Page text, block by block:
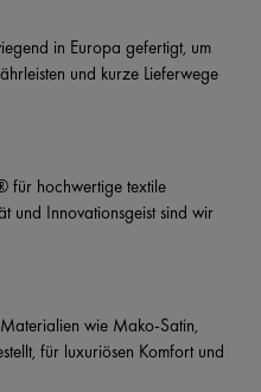
in Europa gefertigt, um
und kurze Lieferwege
für hochwertige textile
und Innovationsgeist sind wir
wie Mako-Satin,
für luxuriösen Komfort und